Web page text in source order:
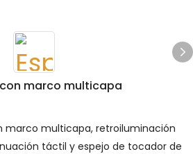
con marco multicapa
marco multicapa, retroiluminación
táctil y espejo de tocador de